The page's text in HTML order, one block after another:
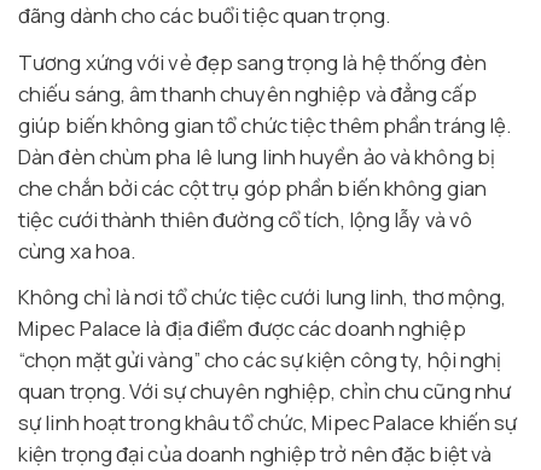
đãng dành cho các buổi tiệc quan trọng.
Tương xứng với vẻ đẹp sang trọng là hệ thống đèn
chiếu sáng, âm thanh chuyên nghiệp và đẳng cấp
giúp biến không gian tổ chức tiệc thêm phần tráng lệ.
Dàn đèn chùm pha lê lung linh huyền ảo và không bị
che chắn bởi các cột trụ góp phần biến không gian
tiệc cưới thành thiên đường cổ tích, lộng lẫy và vô
cùng xa hoa.
Không chỉ là nơi tổ chức tiệc cưới lung linh, thơ mộng,
Mipec Palace là địa điểm được các doanh nghiệp
“chọn mặt gửi vàng” cho các sự kiện công ty, hội nghị
quan trọng. Với sự chuyên nghiệp, chỉn chu cũng như
sự linh hoạt trong khâu tổ chức, Mipec Palace khiến sự
kiện trọng đại của doanh nghiệp trở nên đặc biệt và